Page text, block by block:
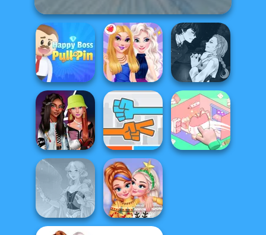
Happy Boss Pull
Pin
BFFs Night Out
Manga Creator
Vampire Hunter
P...
Fashionistas'
Faceoff
Roshambo